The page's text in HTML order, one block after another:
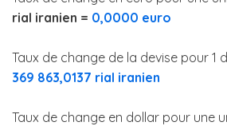
rial iranien = 0,0000 euro
Taux de change de la devise pour 1
369 863,0137 rial iranien
Taux de change en dollar pour une